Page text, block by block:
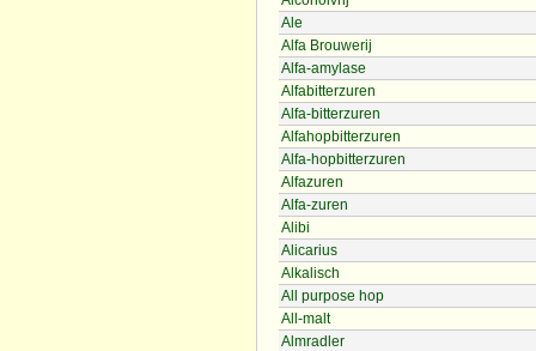
Ale
Alfa Brouwerij
Alfa-amylase
Alfabitterzuren
Alfa-bitterzuren
Alfahopbitterzuren
Alfa-hopbitterzuren
Alfazuren
Alfa-zuren
Alibi
Alicarius
Alkalisch
All purpose hop
All-malt
Almradler